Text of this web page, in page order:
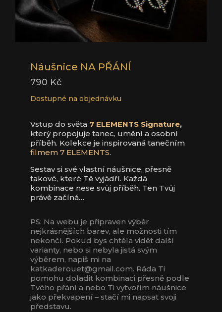
Náušnice NA PŘÁNÍ
790 Kč
Dostupné na objednávku
Vstup do světa 7 ELEMENTS Signature,
který propojuje tanec, umění a osobní
příběh. Kolekce je inspirovaná tanečním
filmem 7 ELEMENTS.
Sestav si své vlastní náušnice, přesně
takové, které Tě vyjádří. Každá
kombinace nese svůj příběh. Ten Tvůj
právě začíná…
PS: Na webu je připraven výběr
nejkrásnějších barev, ale možnosti tím
nekončí. Pokud bys chtěla vidět další
varianty, nebo si nebyla jistá svým
výběrem, napiš mi na
katkaderouet@gmail.com. Ráda Ti
pomohu doladit kombinaci přesně podle
Tvého přání a nebo Ti vytvořím náušnice
jako překvapení – stačí mi napsat svoji
představu.
Dárkové poukazy - 500 Kč
500Kč
PŘIDAT
0 Kč
+ PŘIDAT
Náušnice Sun Shine
+ PŘIDAT